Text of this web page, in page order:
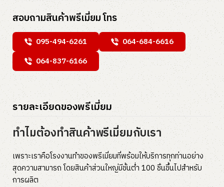
สอบถามสินค้าพรีเมี่ยม โทร
095-494-6261
064-684-6616
064-837-6166
รายละเอียดของพรีเมี่ยม
ทำไมต้องทำสินค้าพรีเมี่ยมกับเรา
เพราะเราคือโรงงานทำของพรีเมี่ยมที่พร้อมให้บริการทุกท่านอย่าง
สุดความสามารถ โดยสินค้าส่วนใหญ่มีขั้นต่ำ 100 ชิ้นขึ้นไปสำหรับ
การผลิต